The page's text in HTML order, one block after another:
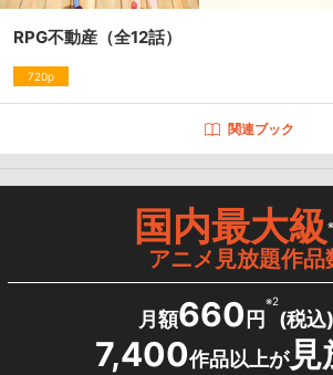
RPG不動産 （全12話）
720p
関連ブック
国内最大級
アニメ見放題作品
月額660 円
※2
(税込
7,400作品以上が見